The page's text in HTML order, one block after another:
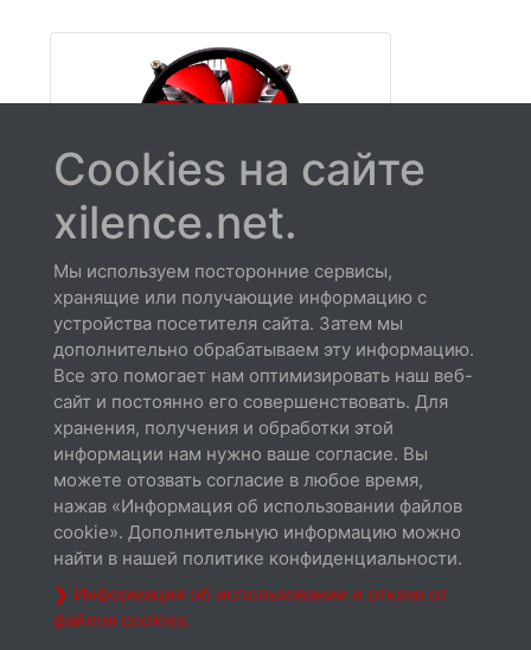
95W TDP
XC030 | I200
Cookies на сайте
xilence.net.
Мы используем посторонние сервисы,
хранящие или получающие информацию с
устройства посетителя сайта. Затем мы
дополнительно обрабатываем эту информацию.
Все это помогает нам оптимизировать наш веб-
сайт и постоянно его совершенствовать. Для
хранения, получения и обработки этой
информации нам нужно ваше согласие. Вы
можете отозвать согласие в любое время,
нажав «Информация об использовании файлов
cookie». Дополнительную информацию можно
найти в нашей политике конфиденциальности.
❯ Информация об использовании и отказе от
файлов cookies.